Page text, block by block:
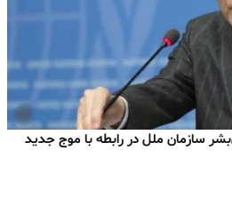
سازمان ملل در رابطه با موج جدید